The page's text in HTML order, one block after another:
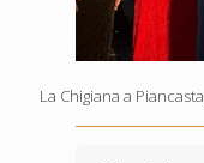
La Chigiana a